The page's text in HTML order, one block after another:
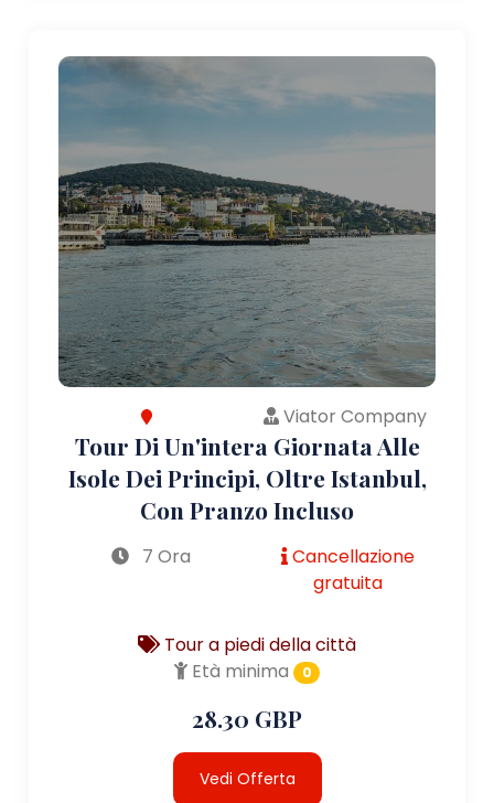
Viator Company
Tour Di Un'intera Giornata Alle
Isole Dei Principi, Oltre Istanbul,
Con Pranzo Incluso
7 Ora
Cancellazione
gratuita
Tour a piedi della città
Età minima
0
28.30 GBP
Vedi Offerta